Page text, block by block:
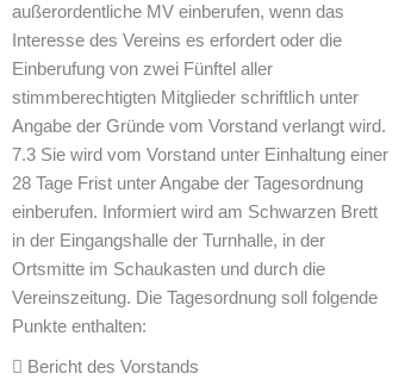
außerordentliche MV einberufen, wenn das
Interesse des Vereins es erfordert oder die
Einberufung von zwei Fünftel aller
stimmberechtigten Mitglieder schriftlich unter
Angabe der Gründe vom Vorstand verlangt wird.
7.3 Sie wird vom Vorstand unter Einhaltung einer
28 Tage Frist unter Angabe der Tagesordnung
einberufen. Informiert wird am Schwarzen Brett
in der Eingangshalle der Turnhalle, in der
Ortsmitte im Schaukasten und durch die
Vereinszeitung. Die Tagesordnung soll folgende
Punkte enthalten:
 Bericht des Vorstands